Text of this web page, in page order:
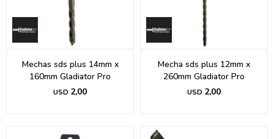
Mechas sds plus 14mm x
160mm Gladiator Pro
USD 2,00
Mecha sds plus 12mm x
260mm Gladiator Pro
USD 2,00